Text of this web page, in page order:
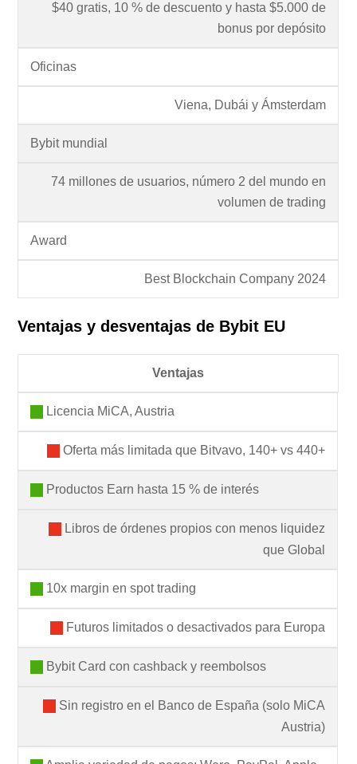
$40 gratis, 10 % de descuento y hasta $5.000 de
bonus por depósito
Oficinas
Viena, Dubái y Ámsterdam
Bybit mundial
74 millones de usuarios, número 2 del mundo en
volumen de trading
Award
Best Blockchain Company 2024
Ventajas y desventajas de Bybit EU
Ventajas
Licencia MiCA, Austria
Oferta más limitada que Bitvavo, 140+ vs 440+
Productos Earn hasta 15 % de interés
Libros de órdenes propios con menos liquidez
que Global
10x margin en spot trading
Futuros limitados o desactivados para Europa
Bybit Card con cashback y reembolsos
Sin registro en el Banco de España (solo MiCA
Austria)